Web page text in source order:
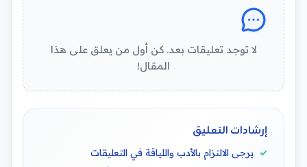
لا توجد تعليقات بعد. كن أول من يعلق على هذا
المقال!
إرشادات التعليق
يرجى الالتزام بالأدب واللياقة في التعليقات